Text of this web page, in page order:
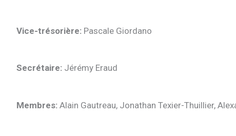
Vice-trésorière: Pascale Giordano
Secrétaire: Jérémy Eraud
Membres: Alain Gautreau, Jonathan Texier-Thuillier,